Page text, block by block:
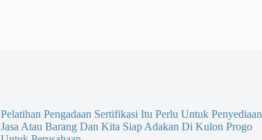
Pelatihan Pengadaan Sertifikasi Itu Perlu Untuk Penyediaan
Jasa Atau Barang Dan Kita Siap Adakan Di Kulon Progo